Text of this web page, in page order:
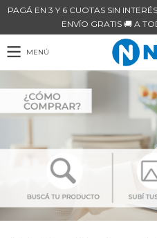
PAGÁ EN 3 Y 6 CUOTAS SIN
ENVÍO GRATIS 🚚 A
MENÚ